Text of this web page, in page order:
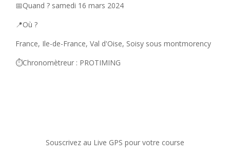
📅Quand ? samedi 16 mars 2024
📍Où ?
France, Ile-de-France, Val d'Oise, Soisy sous montmorency
⏱️Chronomètreur : PROTIMING
Souscrivez au Live GPS pour votre course